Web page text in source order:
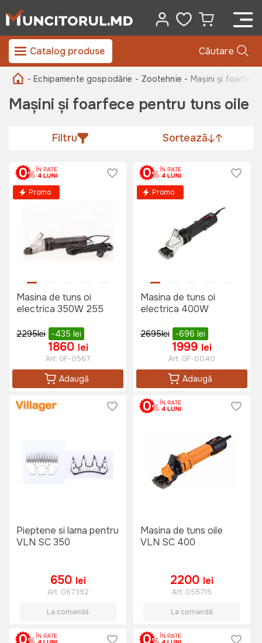
Catalog produse Căutare
- Echipamente gospodărie - Zootehnie - Mașini și
Mașini și foarfece pentru tuns oile
Filtru Sortează
Promo
Masina de tuns oi
electrica 350W 255
2295lei -435 lei
1860 lei
Art: GF-0567
Adaugă
Promo
Masina de tuns oi
electrica 400W
2695lei -696 lei
1999 lei
Art: GF-0040
Adaugă
Pieptene si lama pentru
VLN SC 350
650 lei
Art: 067392
La comandă
Masina de tuns oile
VLN SC 400
2200 lei
Art: 055715
La comandă